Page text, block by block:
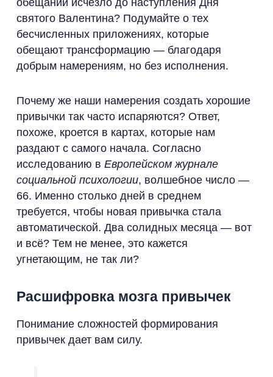
обещаний исчезло до наступления Дня
святого Валентина? Подумайте о тех
бесчисленных приложениях, которые
обещают трансформацию — благодаря
добрым намерениям, но без исполнения.
Почему же наши намерения создать хорошие
привычки так часто испаряются? Ответ,
похоже, кроется в картах, которые нам
раздают с самого начала. Согласно
исследованию в Европейском журнале
социальной психологии, волшебное число —
66. Именно столько дней в среднем
требуется, чтобы новая привычка стала
автоматической. Два солидных месяца — вот
и всё? Тем не менее, это кажется
угнетающим, не так ли?
Расшифровка мозга привычек
Понимание сложностей формирования
привычек дает вам силу.